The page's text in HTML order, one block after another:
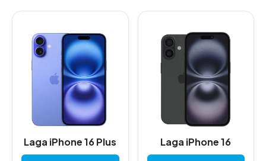
Laga iPhone 16 Plus Laga iPhone 16